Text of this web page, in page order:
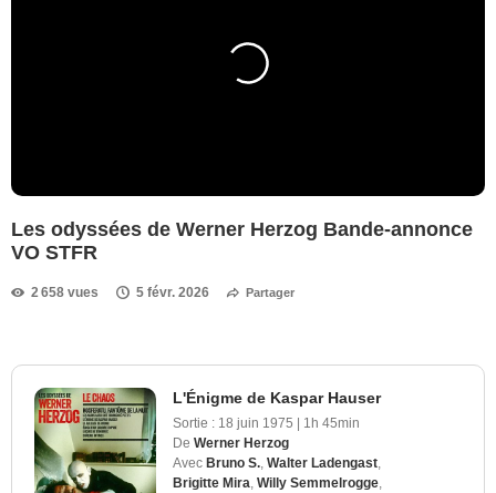
Les odyssées de Werner Herzog Bande-annonce
VO STFR
2 658 vues 5 févr. 2026 Partager
L'Énigme de Kaspar Hauser
Sortie : 18 juin 1975 | 1h 45min
De Werner Herzog
Avec Bruno S. Walter Ladengast
Brigitte Mira Willy Semmelrogge